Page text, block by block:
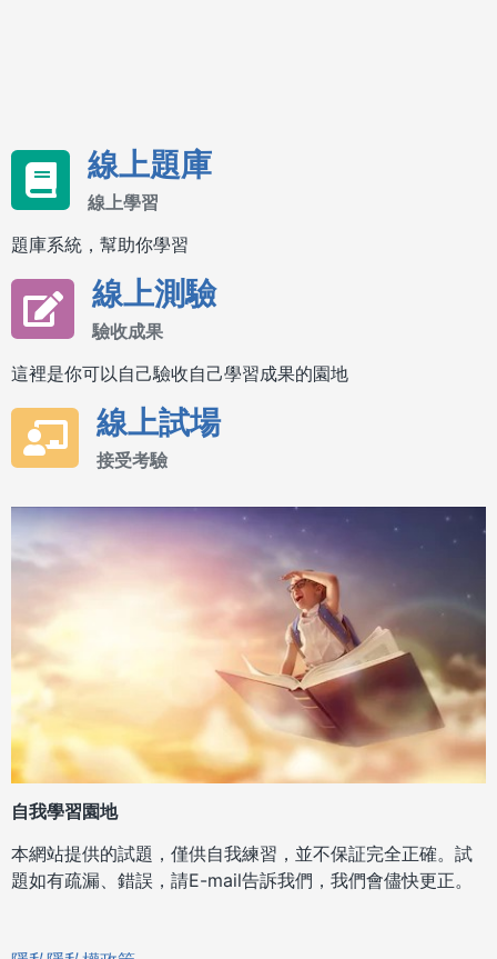
線上題庫
線上學習
題庫系統，幫助你學習
線上測驗
驗收成果
這裡是你可以自己驗收自己學習成果的園地
線上試場
接受考驗
自我學習園地
本網站提供的試題，僅供自我練習，並不保証完全正確。試
題如有疏漏、錯誤，請E-mail告訴我們，我們會儘快更正。